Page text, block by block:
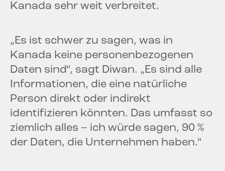
Kanada sehr weit verbreitet.
„Es ist schwer zu sagen, was in
Kanada keine personenbezogenen
Daten sind“, sagt Diwan. „Es sind alle
Informationen, die eine natürliche
Person direkt oder indirekt
identifizieren könnten. Das umfasst so
ziemlich alles – ich würde sagen, 90 %
der Daten, die Unternehmen haben.“